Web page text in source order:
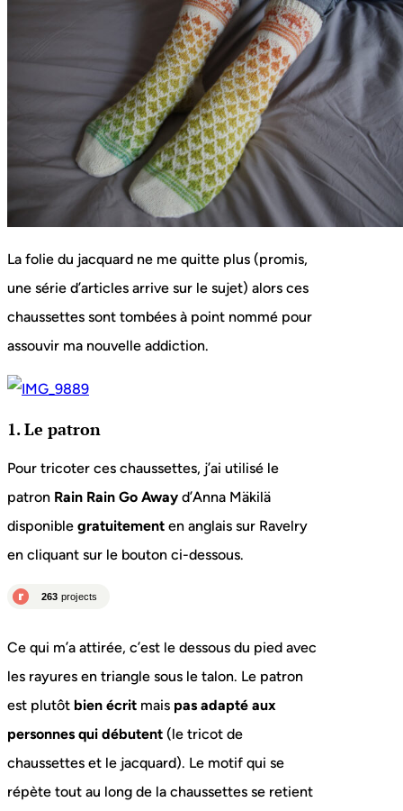
La folie du jacquard ne me quitte plus (promis,
une série d’articles arrive sur le sujet) alors ces
chaussettes sont tombées à point nommé pour
assouvir ma nouvelle addiction.
1. Le patron
Pour tricoter ces chaussettes, j’ai utilisé le
patron Rain Rain Go Away d’Anna Mäkilä
disponible gratuitement en anglais sur Ravelry
en cliquant sur le bouton ci-dessous.
Ce qui m’a attirée, c’est le dessous du pied avec
les rayures en triangle sous le talon. Le patron
est plutôt bien écrit mais pas adapté aux
personnes qui débutent (le tricot de
chaussettes et le jacquard). Le motif qui se
répète tout au long de la chaussettes se retient